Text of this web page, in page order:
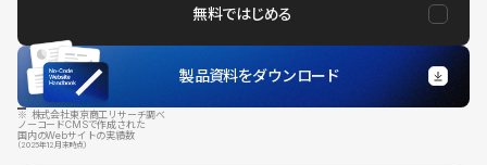
無料ではじめる
製品資料をダウンロード
※ 株式会社東京商工リサーチ調べ
ノーコードCMSで作成された
国内のWebサイトの実績数
（2025年12月末時点）